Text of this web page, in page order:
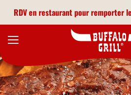
RDV en restaurant pour remporter